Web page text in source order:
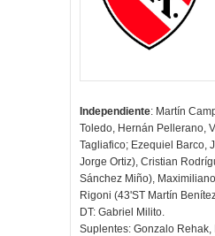
Independiente: Martín
Toledo, Hernán Pellerano,
Tagliafico; Ezequiel Barco,
Jorge Ortiz), Cristian
Sánchez Miño),
Rigoni (43'ST Martín
DT: Gabriel Milito.
Suplentes: Gonzalo